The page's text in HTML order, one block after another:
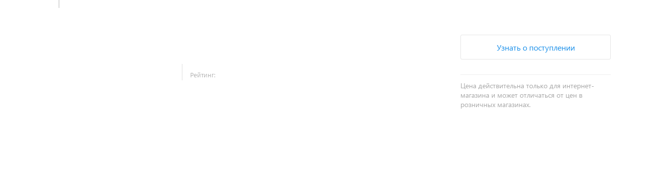
Рейтинг:
Узнать о поступлении
Цена действительна только для интернет-
магазина и может отличаться от цен в
розничных магазинах.